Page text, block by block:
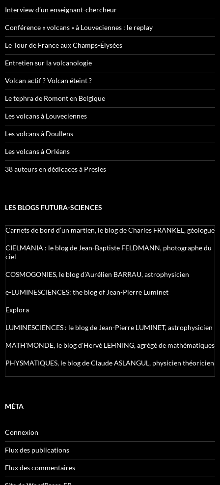
Interview d’un enseignant-chercheur
Conférence « volcans » à Louveciennes : le replay
Le Tour de France aux Champs-Élysées
Entretien sur la volcanologie
Volcan actif ? Volcan éteint ?
Le tephra de Romont en Belgique
Les volcans à Louveciennes
Les volcans à Doullens
Les volcans à Orléans
38 auteurs en dédicaces à Presles
LES BLOGS FUTURA-SCIENCES
Carnets de bord d’un martien, le blog de Charles FRANKEL, géologue
CIELMANIA : le blog de Jean-Baptiste FELDMANN, photographe du
ciel
COSMOGONIES, le blog d'Aurélien BARRAU, astrophysicien
e-LUMINESCIENCES: the blog of Jean-Pierre Luminet
Explora
LUMINESCIENCES : le blog de Jean-Pierre LUMINET, astrophysicien
MATH'MONDE, le blog d'Hervé LEHNING, agrégé de mathématiques
PHYSMATIQUES, le blog de Claude ASLANGUL, physicien théoricien
MÉTA
Connexion
Flux des publications
Flux des commentaires